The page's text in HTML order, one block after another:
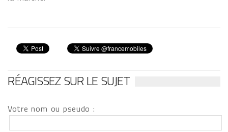
RÉAGISSEZ SUR LE SUJET
Votre nom ou pseudo :